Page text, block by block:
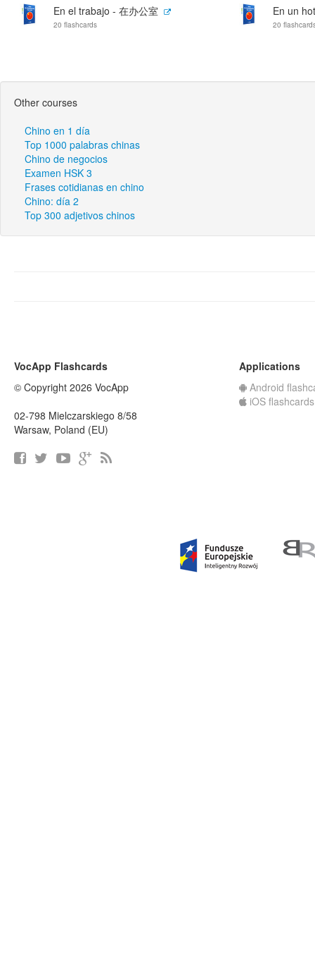
En el trabajo - 在办公室
20 flashcards
En un
20
Other courses
Chino en 1 día
Top 1000 palabras chinas
Chino de negocios
Examen HSK 3
Frases cotidianas en chino
Chino: día 2
Top 300 adjetivos chinos
VocApp Flashcards
© Copyright 2026 VocApp
02-798 Mielczarskiego 8/58
Warsaw, Poland (EU)
Applications
Android
iOS flashcards